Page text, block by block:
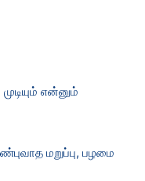
என்னும்
மறுப்பு, பழமை